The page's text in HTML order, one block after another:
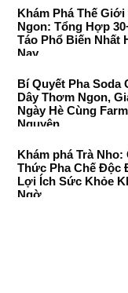
Khám Phá Thế Giới
Ngon: Tổng Hợp
Táo Phổ Biến Nhất
Nay
Bí Quyết Pha Soda
Dây Thơm Ngon,
Ngày Hè Cùng
Nguyên
Khám phá Trà Nho:
Thức Pha Chế Độc
Lợi Ích Sức Khỏe
Ngờ